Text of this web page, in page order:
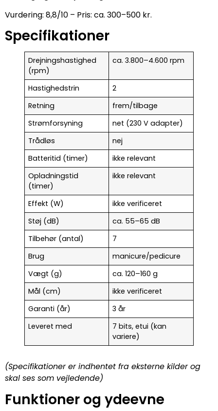
Vurdering: 8,8/10 – Pris: ca. 300–500 kr.
Specifikationer
Drejningshastighed
(rpm)
ca. 3.800–4.600 rpm
Hastighedstrin
2
Retning
frem/tilbage
Strømforsyning
net (230 V adapter)
Trådløs
nej
Batteritid (timer)
ikke relevant
Opladningstid
(timer)
ikke relevant
Effekt (W)
ikke verificeret
Støj (dB)
ca. 55–65 dB
Tilbehør (antal)
7
Brug
manicure/pedicure
Vægt (g)
ca. 120–160 g
Mål (cm)
ikke verificeret
Garanti (år)
3 år
Leveret med
7 bits, etui (kan
variere)
(Specifikationer er indhentet fra eksterne kilder og
skal ses som vejledende)
Funktioner og ydeevne